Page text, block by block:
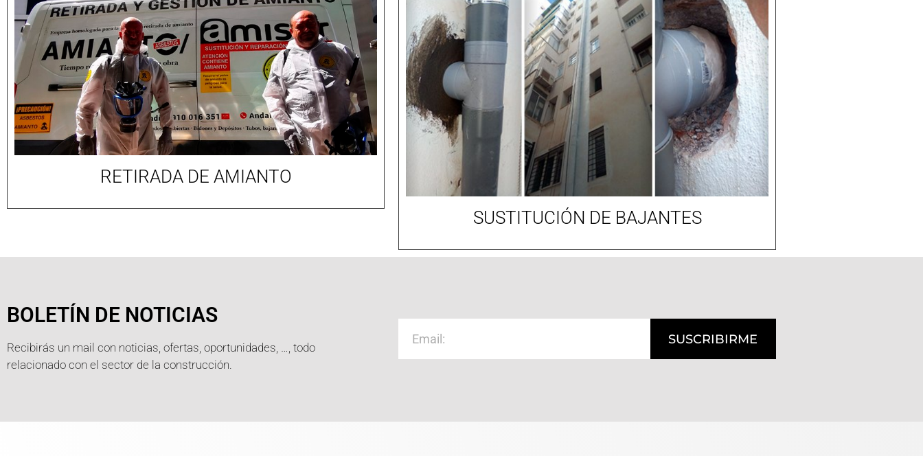
RETIRADA DE AMIANTO
SUSTITUCIÓN DE BAJANTES
BOLETÍN DE NOTICIAS
Recibirás un mail con noticias, ofertas, oportunidades, …, todo
relacionado con el sector de la construcción.
SUSCRIBIRME